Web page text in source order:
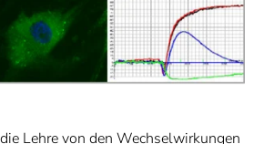
Lehre von den Wechselwirkungen